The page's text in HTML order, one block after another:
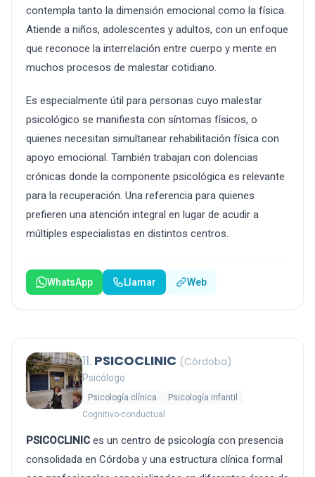
contempla tanto la dimensión emocional como la física.
Atiende a niños, adolescentes y adultos, con un enfoque
que reconoce la interrelación entre cuerpo y mente en
muchos procesos de malestar cotidiano.
Es especialmente útil para personas cuyo malestar
psicológico se manifiesta con síntomas físicos, o
quienes necesitan simultanear rehabilitación física con
apoyo emocional. También trabajan con dolencias
crónicas donde la componente psicológica es relevante
para la recuperación. Una referencia para quienes
prefieren una atención integral en lugar de acudir a
múltiples especialistas en distintos centros.
WhatsApp Llamar Web
11. PSICOCLINIC (Córdoba)
Psicólogo
Psicología clínica
Psicología infantil
Cognitivo-conductual
PSICOCLINIC es un centro de psicología con presencia
consolidada en Córdoba y una estructura clínica formal